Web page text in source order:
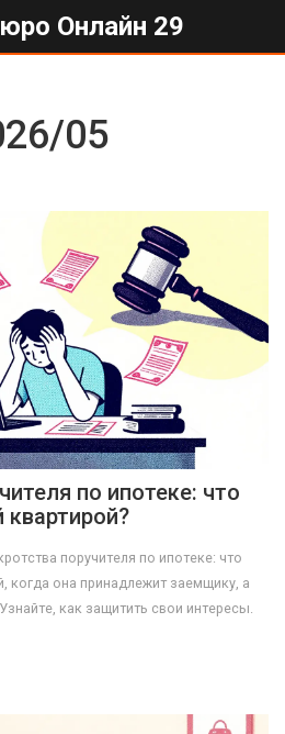
Онлайн 29
05
по ипотеке: что
квартирой?
поручителя по ипотеке: что
когда она принадлежит заемщику, а
как защитить свои интересы.